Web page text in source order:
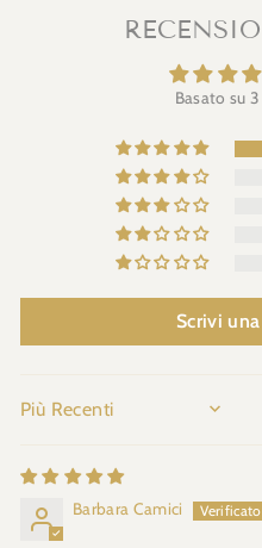
Basato su
Scrivi
SORT BY
Barbara Camici